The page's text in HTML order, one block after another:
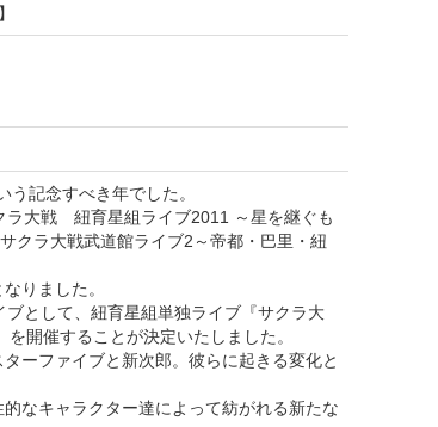
記念すべき年でした。
ラ大戦 紐育星組ライブ2011 ～星を継ぐも
クラ大戦武道館ライブ2～帝都・巴里・紐
りました。
として、紐育星組単独ライブ『サクラ大
開催することが決定いたしました。
ーファイブと新次郎。彼らに起きる変化と
なキャラクター達によって紡がれる新たな